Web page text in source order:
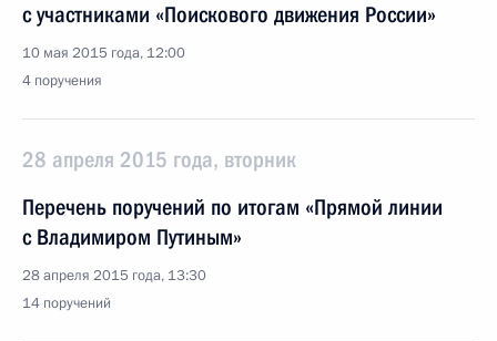
с участниками «Поискового движения России»
10 мая 2015 года, 12:00
4 поручения
28 апреля 2015 года, вторник
Перечень поручений по итогам «Прямой линии
с Владимиром Путиным»
28 апреля 2015 года, 13:30
14 поручений